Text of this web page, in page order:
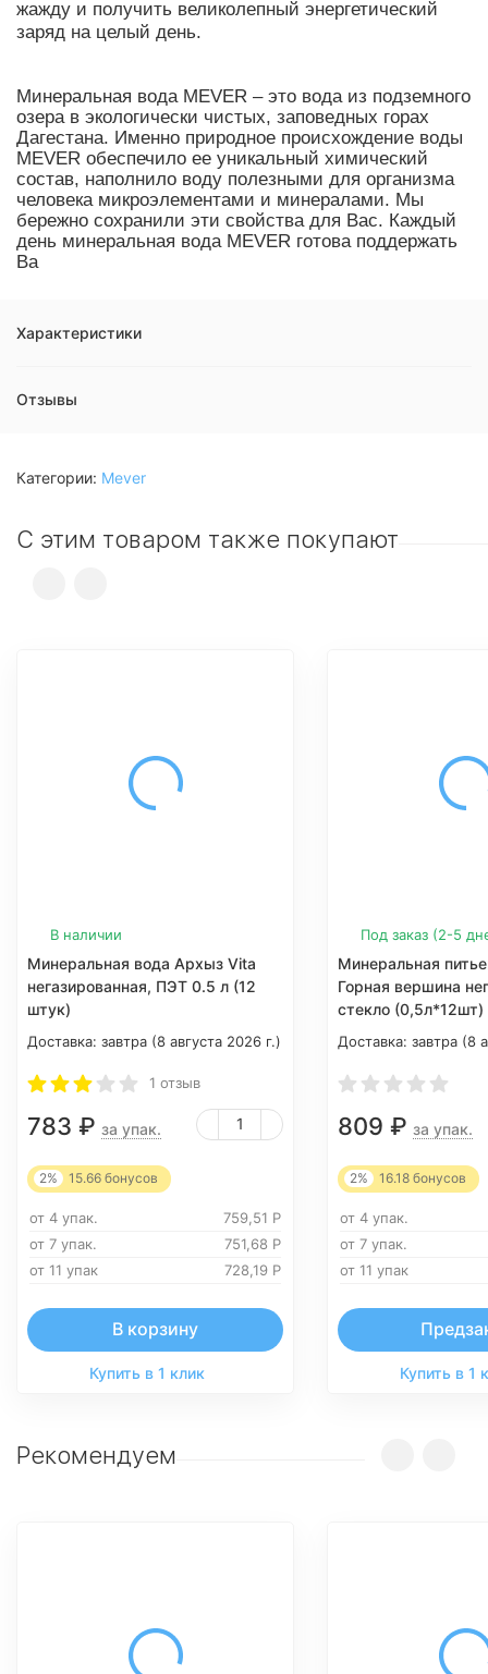
жажду и получить великолепный энергетический
заряд на целый день.
Минеральная вода MEVER – это вода из подземного
озера в экологически чистых, заповедных горах
Дагестана. Именно природное происхождение воды
MEVER обеспечило ее уникальный химический
состав, наполнило воду полезными для организма
человека микроэлементами и минералами. Мы
бережно сохранили эти свойства для Вас. Каждый
день минеральная вода MEVER готова поддержать
Ва
Характеристики
Отзывы
Категории: Mever
С этим товаром также покупают
В наличии
Минеральная вода Архыз Vita
негазированная, ПЭТ 0.5 л (12
штук)
Доставка: завтра (8 августа 2026 г.)
1 отзыв
783 ₽ за упак.
2% 15.66 бонусов
от 4 упак. 759,51 Р
от 7 упак.
751,68 Р
от 11 упак
728,19 Р
В корзину
Купить в 1 клик
Под заказ (2-5
Минеральная
Горная вершина
стекло (0,5л*12шт)
Доставка: завтра (8
809 ₽ за упак.
2% 16.18 бонусов
от 4 упак.
от 7 упак.
от 11 упак
Купить в 1
Рекомендуем